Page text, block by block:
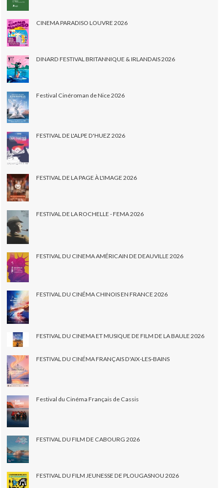
CINEMA PARADISO LOUVRE 2026
DINARD FESTIVAL BRITANNIQUE & IRLANDAIS 2026
Festival Cinéroman de Nice 2026
FESTIVAL DE L'ALPE D'HUEZ 2026
FESTIVAL DE LA PAGE À L'IMAGE 2026
FESTIVAL DE LA ROCHELLE - FEMA 2026
FESTIVAL DU CINEMA AMÉRICAIN DE DEAUVILLE 2026
FESTIVAL DU CINÉMA CHINOIS EN FRANCE 2026
FESTIVAL DU CINEMA ET MUSIQUE DE FILM DE LA BAULE 2026
FESTIVAL DU CINÉMA FRANÇAIS D'AIX-LES-BAINS
Festival du Cinéma Français de Cassis
FESTIVAL DU FILM DE CABOURG 2026
FESTIVAL DU FILM JEUNESSE DE PLOUGASNOU 2026